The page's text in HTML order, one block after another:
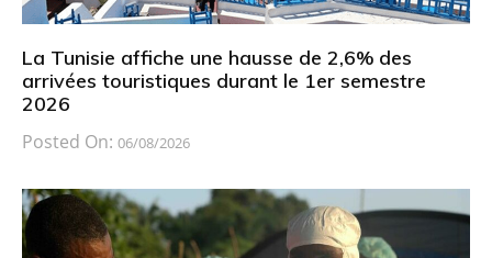
La Tunisie affiche une hausse de 2,6% des
arrivées touristiques durant le 1er semestre
2026
Posted On: 06/08/2026